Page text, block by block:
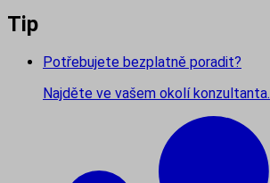
Tip
Potřebujete bezplatně poradit?
Najděte ve vašem okolí konzultanta.